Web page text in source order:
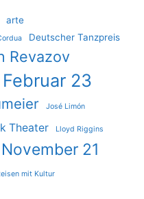
arte
Deutscher Tanzpreis
Revazov
Februar 23
José Limón
Theater Lloyd Riggins
November 21
mit Kultur